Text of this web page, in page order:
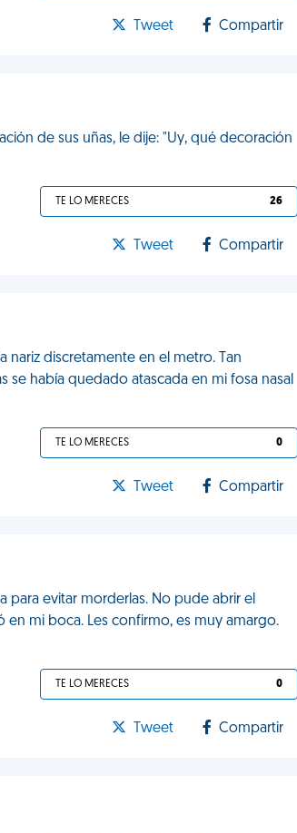
Tweet Compartir
de sus uñas, le dije: "Uy, qué decoración
TE LO MERECES 26
Tweet Compartir
nariz discretamente en el metro. Tan
había quedado atascada en mi fosa nasal
TE LO MERECES 0
Tweet Compartir
para evitar morderlas. No pude abrir el
en mi boca. Les confirmo, es muy amargo.
TE LO MERECES 0
Tweet Compartir